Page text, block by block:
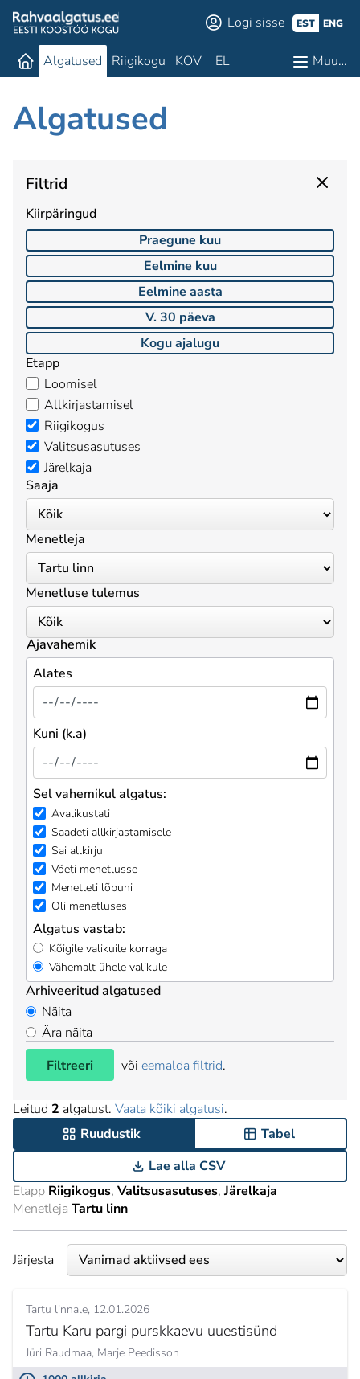
Logi sisse EST ENG
Algatused Riigikogu KOV EL Muu…
Algatused
Filtrid
Kiirpäringud
Praegune kuu
Eelmine kuu
Eelmine aasta
V. 30 päeva
Kogu ajalugu
Etapp
Loomisel
Allkirjastamisel
Riigikogus
Valitsusasutuses
Järelkaja
Saaja
Menetleja
Menetluse tulemus
Ajavahemik
Alates
Kuni (k.a)
Sel vahemikul algatus:
Avalikustati
Saadeti allkirjastamisele
Sai allkirju
Võeti menetlusse
Menetleti lõpuni
Oli menetluses
Algatus vastab:
Kõigile valikuile korraga
Vähemalt ühele valikule
Arhiveeritud algatused
Näita
Ära näita
Filtreeri
või eemalda filtrid.
Leitud 2 algatust. Vaata kõiki algatusi.
Ruudustik
Tabel
Lae alla CSV
Etapp Riigikogus Valitsusasutuses Järelkaja
Menetleja Tartu linn
Järjesta
Tartu linnale 12.01.2026
Tartu Karu pargi purskkaevu uuestisünd
Jüri Raudmaa, Marje Peedisson